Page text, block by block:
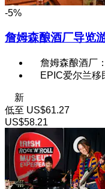
-5%
詹姆森酿酒厂导览
詹姆森酿酒厂
EPIC爱尔兰移
新
低至 US$61.27
US$58.21